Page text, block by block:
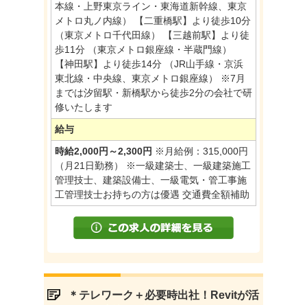
本線・上野東京ライン・東海道新幹線、東京
メトロ丸ノ内線） 【二重橋駅】より徒歩10分
（東京メトロ千代田線） 【三越前駅】より徒
歩11分 （東京メトロ銀座線・半蔵門線）
【神田駅】より徒歩14分 （JR山手線・京浜
東北線・中央線、東京メトロ銀座線） ※7月
までは汐留駅・新橋駅から徒歩2分の会社で研
修いたします
給与
時給2,000円～2,300円 ※月給例：315,000円
（月21日勤務） ※一級建築士、一級建築施工
管理技士、建築設備士、一級電気・管工事施
工管理技士お持ちの方は優遇 交通費全額補助
＊テレワーク＋必要時出社！Revitが活